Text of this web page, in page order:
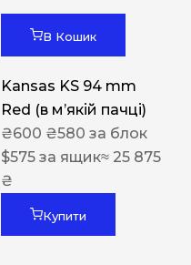
В Кошик
Kansas KS 94 mm
Red (в мʼякій пачці)
₴600 ₴580 за блок
$575 за ящик≈ 25 875
₴
Купити